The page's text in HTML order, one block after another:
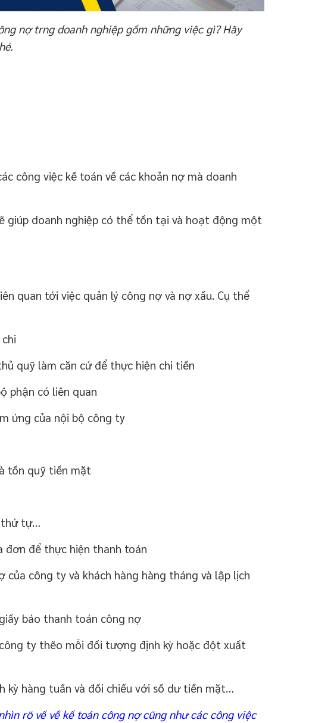
nợ trng doanh nghiệp gồm những việc gì? Hãy
công việc kế toán về các khoản nợ mà doanh
giúp doanh nghiệp có thể tồn tại và hoạt động một
quan tới việc quản lý công nợ và nợ xấu. Cụ thể
quỹ làm căn cứ để thực hiện chi tiền
phận có liên quan
ứng của nội bộ công ty
tồn quỹ tiền mặt
thứ tự…
đơn để thực hiện thanh toán
công ty và khách hàng hàng tháng và lập lịch
báo thanh toán công nợ
ty thẽo mỗi đối tượng định kỳ hoặc đột xuất
hàng tuần và đối chiếu với số dư tiền mặt…
rõ về về kế toán công nợ cũng như các công việc